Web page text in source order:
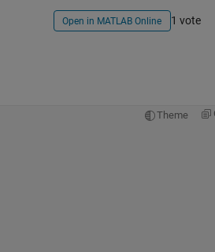
Open in MATLAB Online 1 vote
Theme